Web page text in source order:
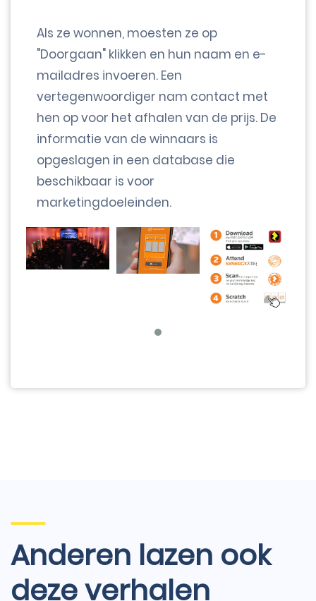
Als ze wonnen, moesten ze op
"Doorgaan" klikken en hun naam en e-
mailadres invoeren. Een
vertegenwoordiger nam contact met
hen op voor het afhalen van de prijs. De
informatie van de winnaars is
opgeslagen in een database die
beschikbaar is voor
marketingdoeleinden.
Anderen lazen ook
deze verhalen